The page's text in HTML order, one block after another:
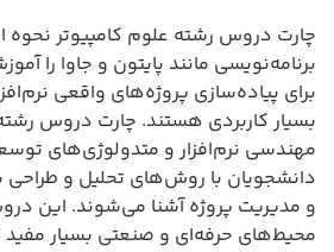
چارت دروس رشته علوم کامپیوتر نحوه
برنامه‌نویسی مانند پایتون و جاوا را
برای پیاده‌سازی پروژه‌های واقعی
بسیار کاربردی هستند. چارت دروس
مهندسی نرم‌افزار و متدولوژی‌های
دانشجویان با روش‌های تحلیل و طراحی
و مدیریت پروژه آشنا می‌شوند. این
محیط‌های حرفه‌ای و صنعتی بسیار